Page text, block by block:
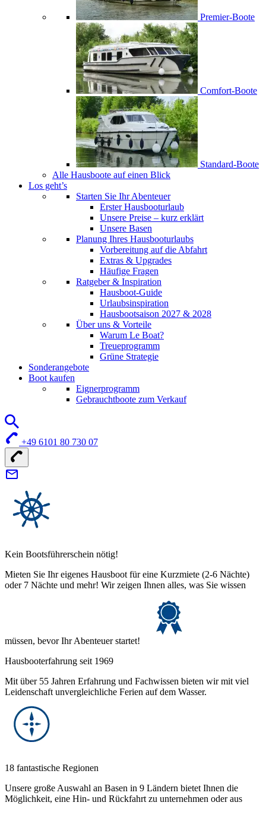
Premier-Boote
Comfort-Boote
Standard-Boote
Alle Hausboote auf einen Blick
Los geht’s
Starten Sie Ihr Abenteuer
Erster Hausbooturlaub
Unsere Preise – kurz erklärt
Unsere Basen
Planung Ihres Hausbooturlaubs
Vorbereitung auf die Abfahrt
Extras & Upgrades
Häufige Fragen
Ratgeber & Inspiration
Hausboot-Guide
Urlaubsinspiration
Hausbootsaison 2027 & 2028
Über uns & Vorteile
Warum Le Boat?
Treueprogramm
Grüne Strategie
Sonderangebote
Boot kaufen
Eignerprogramm
Gebrauchtboote zum Verkauf
+49 6101 80 730 07
Kein Bootsführerschein nötig!
Mieten Sie Ihr eigenes Hausboot für eine Kurzmiete (2-6 Nächte)
oder 7 Nächte und mehr! Wir zeigen Ihnen alles, was Sie wissen
müssen, bevor Ihr Abenteuer startet!
Hausbooterfahrung seit 1969
Mit über 55 Jahren Erfahrung und Fachwissen bieten wir mit viel
Leidenschaft unvergleichliche Ferien auf dem Wasser.
18 fantastische Regionen
Unsere große Auswahl an Basen in 9 Ländern bietet Ihnen die
Möglichkeit, eine Hin- und Rückfahrt zu unternehmen oder aus